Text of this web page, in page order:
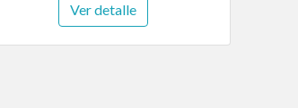
Ver detalle